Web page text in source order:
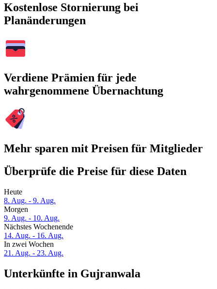
Kostenlose Stornierung bei
Planänderungen
Verdiene Prämien für jede
wahrgenommene Übernachtung
Mehr sparen mit Preisen für Mitglieder
Überprüfe die Preise für diese Daten
Heute
8. Aug. - 9. Aug.
Morgen
9. Aug. - 10. Aug.
Nächstes Wochenende
14. Aug. - 16. Aug.
In zwei Wochen
21. Aug. - 23. Aug.
Unterkünfte in Gujranwala